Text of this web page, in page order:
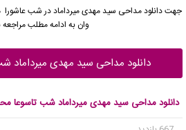
جهت دانلود مداحی سید مهدی میرداماد
وان به ادامه مطلب مراجعه
دانلود مداحی سید مهدی میرداماد شب
دانلود مداحی سید مهدی میرداماد شب تاسوعا محرم